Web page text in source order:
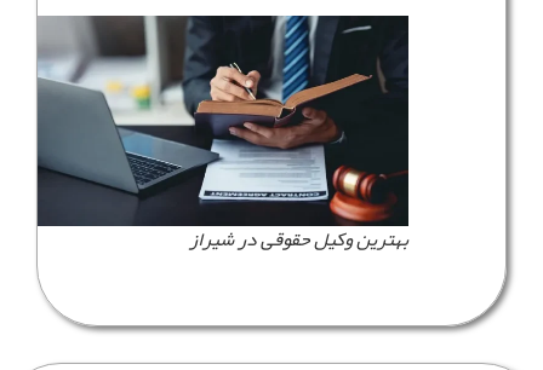
بهترین وکیل حقوقی در شیراز